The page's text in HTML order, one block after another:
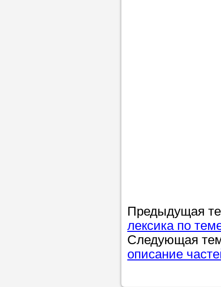
Предыдущая
лексика по
Следующая
описание